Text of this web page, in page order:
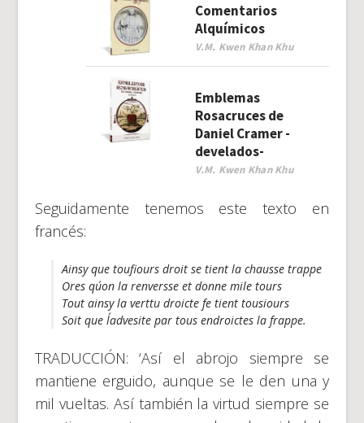
Comentarios
Alquímicos
V.M. Kwen Khan Khu
Emblemas
Rosacruces de
Daniel Cramer -
develados-
V.M. Kwen Khan Khu
Seguidamente tenemos este texto en
francés:
Ainsy que toufiours droit se tient la chausse trappe
Ores qu´on la renversse et donne mile tours
Tout ainsy la verttu droicte fe tient tousiours
Soit que l´advesite par tous endroictes la frappe.
TRADUCCIÓN: ‘Así el abrojo siempre se
mantiene erguido, aunque se le den una y
mil vueltas. Así también la virtud siempre se